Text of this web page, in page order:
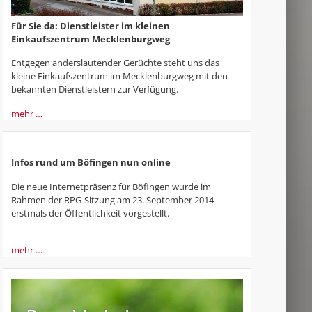
Für Sie da: Dienstleister im kleinen
Einkaufszentrum Mecklenburgweg
Entgegen anderslautender Gerüchte steht uns das
kleine Einkaufszentrum im Mecklenburgweg mit den
bekannten Dienstleistern zur Verfügung.
mehr …
Infos rund um Böfingen nun online
Die neue Internetpräsenz für Böfingen wurde im
Rahmen der RPG-Sitzung am 23. September 2014
erstmals der Öffentlichkeit vorgestellt.
mehr …